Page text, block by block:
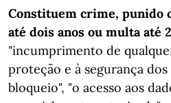
Constituem crime, punido
até dois anos ou multa até
"incumprimento de
proteção e à segurança dos
bloqueio", "o acesso aos